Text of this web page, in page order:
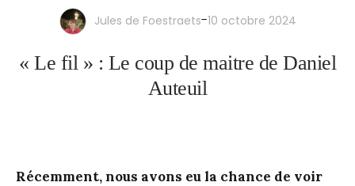
Jules de Foestraets-10 octobre 2024
« Le fil » : Le coup de maitre de Daniel
Auteuil
Récemment, nous avons eu la chance de voir